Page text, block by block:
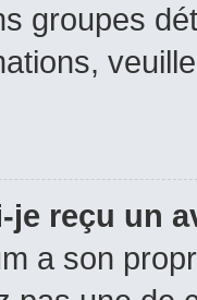
groupes
je reçu un
a son